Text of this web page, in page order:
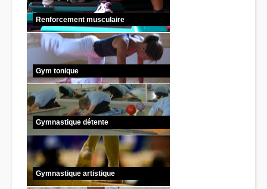
Renforcement musculaire
Gym tonique
Gymnastique détente
Gymnastique artistique